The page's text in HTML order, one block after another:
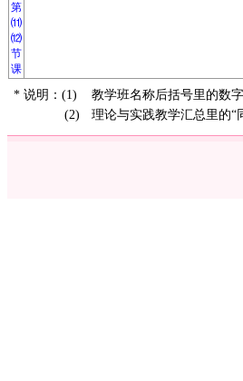
第
⑾
⑿
节
课
* 说明：(1) 教学班名称后括号里的数
(2)
理论与实践教学汇总里的